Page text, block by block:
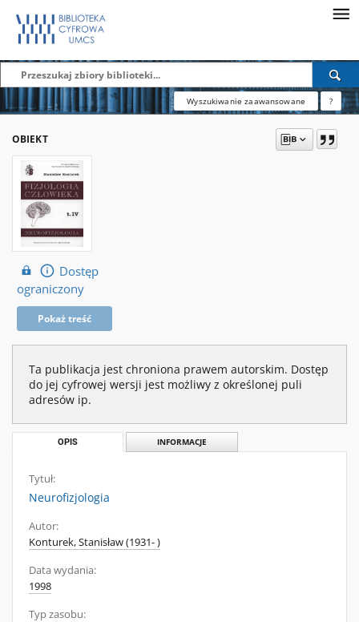
Wyszukiwanie zaawansowane ?
OBIEKT
Dostęp
ograniczony
Pokaż treść
Ta publikacja jest chroniona prawem autorskim. Dostęp
do jej cyfrowej wersji jest możliwy z określonej puli
adresów ip.
OPIS INFORMACJE
Tytuł:
Neurofizjologia
Autor:
Konturek, Stanisław (1931- )
Data wydania:
1998
Typ zasobu: